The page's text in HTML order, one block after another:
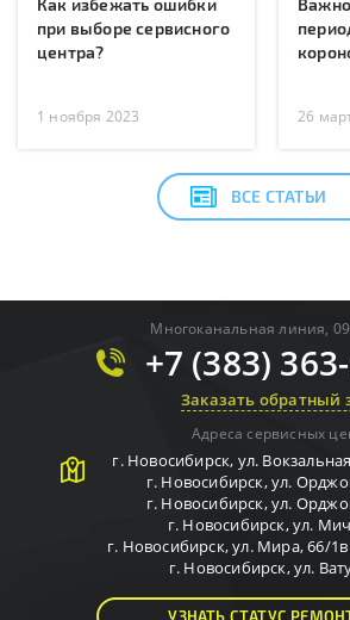
Как избежать ошибки
при выборе сервисного
центра?
1 ноября 2023 26
ВСЕ СТАТЬИ
Многоканальная линия,
+7 (383)
Заказать обратный
Адреса сервисных
г. Новосибирск, ул.
г. Новосибирск,ул.
г. Новосибирск,ул.
г. Новосибирск,ул.
г. Новосибирск,ул. Мира, 66/
г. Новосибирск,ул.